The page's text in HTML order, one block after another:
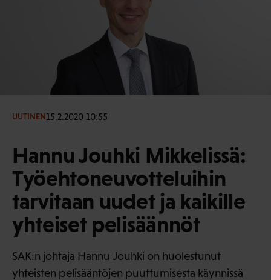
UUTINEN15.2.2020 10:55
Hannu Jouhki Mikkelissä:
Työehtoneuvotteluihin
tarvitaan uudet ja kaikille
yhteiset pelisäännöt
SAK:n johtaja Hannu Jouhki on huolestunut
yhteisten pelisääntöjen puuttumisesta käynnissä